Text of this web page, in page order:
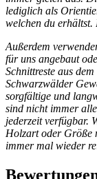
lediglich als
welchen du erhältst.
Außerdem
für uns angebaut
Schnittreste aus
Schwarzwälder
sorgfältige und
sind nicht immer
jederzeit verfügbar.
Holzart oder Größe
immer mal wieder